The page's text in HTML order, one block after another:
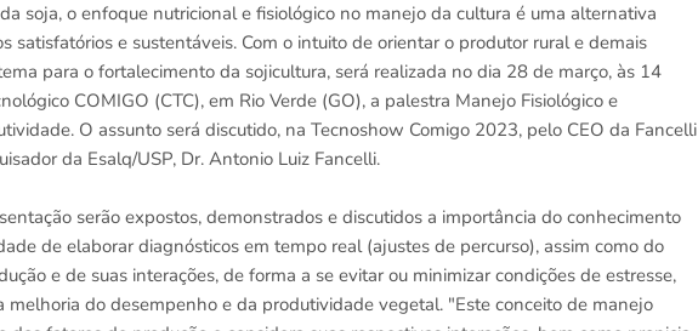
soja, o enfoque nutricional e fisiológico no manejo da cultura é uma alternativa
satisfatórios e sustentáveis. Com o intuito de orientar o produtor rural e demais
para o fortalecimento da sojicultura, será realizada no dia 28 de março, às 14
COMIGO (CTC), em Rio Verde (GO), a palestra Manejo Fisiológico e
O assunto será discutido, na Tecnoshow Comigo 2023, pelo CEO da Fancelli
da Esalq/USP, Dr. Antonio Luiz Fancelli.
serão expostos, demonstrados e discutidos a importância do conhecimento
de elaborar diagnósticos em tempo real (ajustes de percurso), assim como do
e de suas interações, de forma a se evitar ou minimizar condições de estresse,
melhoria do desempenho e da produtividade vegetal. "Este conceito de manejo